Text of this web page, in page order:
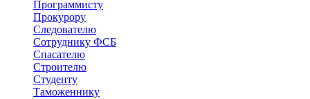
Программисту
Прокурору
Следователю
Сотруднику ФСБ
Спасателю
Строителю
Студенту
Таможеннику